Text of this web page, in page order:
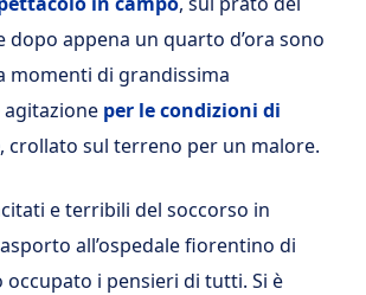
dopo appena un quarto d’ora sono
momenti di grandissima
per le condizioni di
, crollato sul terreno per un malore.
e terribili del soccorso in
all’ospedale fiorentino di
occupato i pensieri di tutti. Si è